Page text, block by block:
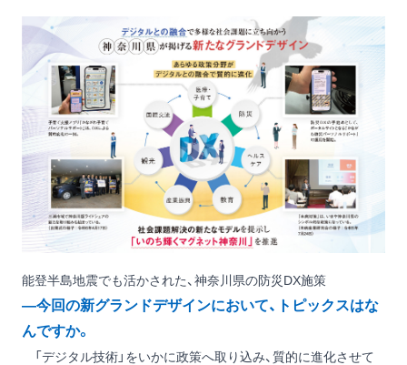
能登半島地震でも活かされた、神奈川県の防災DX施策
―今回の新グランドデザインにおいて、トピックスはな
んですか。
「デジタル技術」をいかに政策へ取り込み、質的に進化させて